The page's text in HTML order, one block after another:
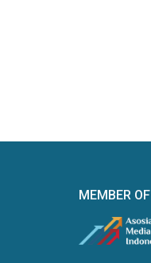
MEMBER OF